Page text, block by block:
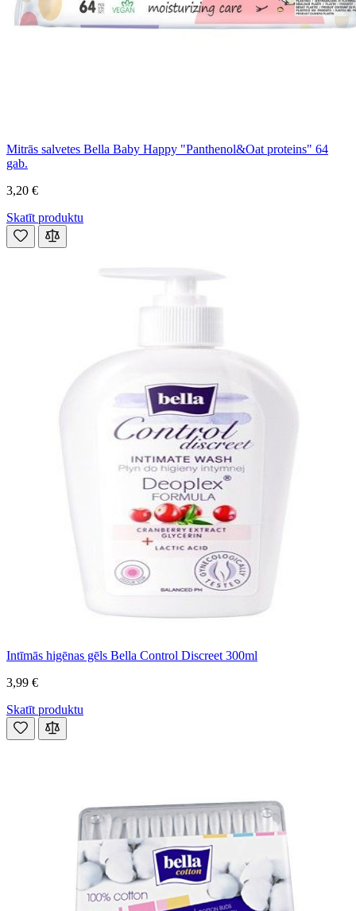
Mitrās salvetes Bella Baby Happy "Panthenol&Oat proteins" 64
gab.
3,20 €
Skatīt produktu
Intīmās higēnas gēls Bella Control Discreet 300ml
3,99 €
Skatīt produktu